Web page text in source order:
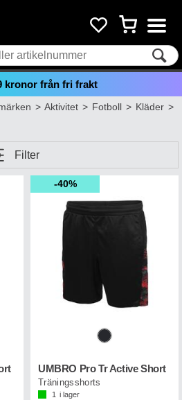
kronor från fri frakt
>Aktivitet>Fotboll>Kläder>
Filter
40%
UMBRO Pro Tr Active Short
Träningsshorts
1 i lager